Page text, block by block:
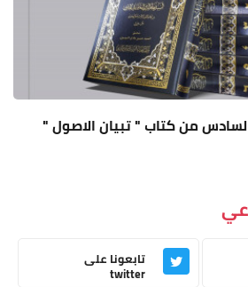
من كتاب " تبيان الاصول "
تابعونا على
twitter